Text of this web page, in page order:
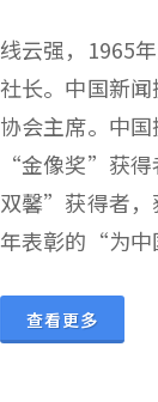
线云强，1965
社长。中国新
协会主席。中
“金像奖”获
双馨”获得者，
年表彰的“为中
查看更多